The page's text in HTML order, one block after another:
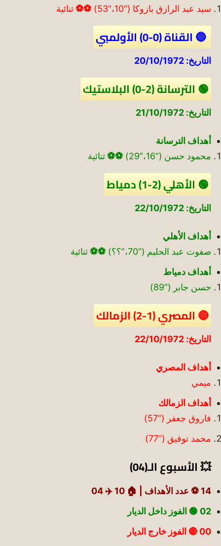
سيد عبد الرازق بازوكا (“10،”53)
⚽
⚽ ثنائية
🔵 القناة (0-0) الأولمبي
التاريخ: 20/10/1972
🟢 الترسانة (2-0) البلاستيك
التاريخ: 21/10/1972
أهداف الترسانة
محمود حسن (“16،”29)
⚽
⚽ ثنائية
🟢 الأهلي (2-1) دمياط
التاريخ: 22/10/1972
أهداف الأهلي
صفوت عبد الحليم (“70،”؟؟)
⚽
⚽ ثنائية
أهداف دمياط
حسن جابر (“89)
🔴 المصري (1-2) الزمالك
التاريخ: 22/10/1972
أهداف المصري
ميمي
أهداف الزمالك
فاروق جعفر (“57)
محمد توفيق (“77)
💥 الأسبوع الـ(04)
14 ⚽ عدد الأهداف | 🏠 10
✈️ 04
02 🟢
الفوز داخل الديار
00 🔴 الفوز خارج الديار